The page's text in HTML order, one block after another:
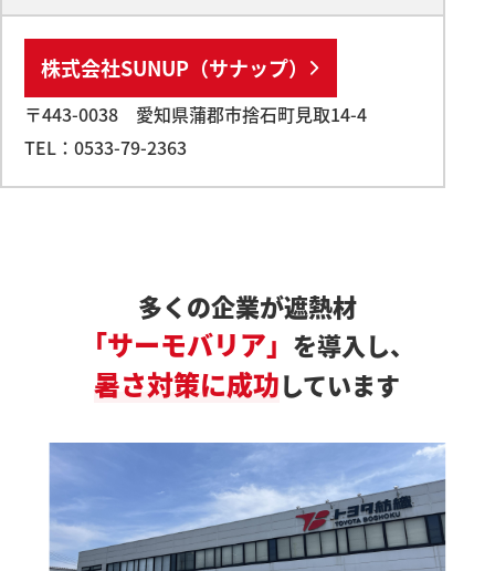
株式会社SUNUP（サナップ）
〒443-0038 愛知県蒲郡市捨石町見取14-4
TEL：0533-79-2363
多くの企業が遮熱材
「サーモバリア」 を導入し、
暑さ対策に成功しています